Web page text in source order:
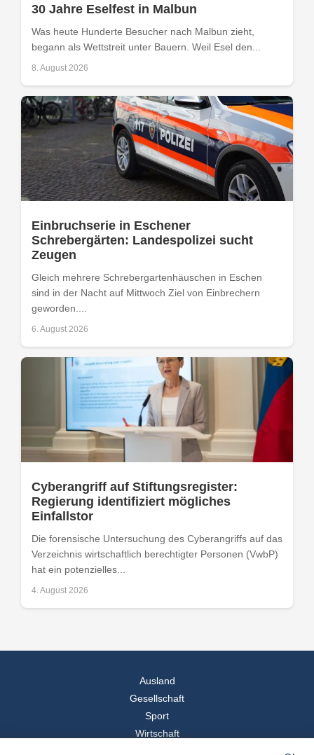
30 Jahre Eselfest in Malbun
Was heute Hunderte Besucher nach Malbun zieht,
begann als Wettstreit unter Bauern. Weil Esel den...
8. August 2026
Einbruchserie in Eschener
Schrebergärten: Landespolizei sucht
Zeugen
Gleich mehrere Schrebergartenhäuschen in Eschen
sind in der Nacht auf Mittwoch Ziel von Einbrechern
geworden....
6. August 2026
Cyberangriff auf Stiftungsregister:
Regierung identifiziert mögliches
Einfallstor
Die forensische Untersuchung des Cyberangriffs auf das
Verzeichnis wirtschaftlich berechtigter Personen (VwbP)
hat ein potenzielles...
4. August 2026
Ausland
Gesellschaft
Sport
Wirtschaft